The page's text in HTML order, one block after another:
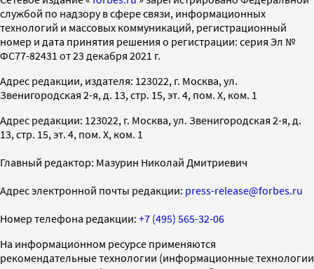
службой по надзору в сфере связи, информационных
технологий и массовых коммуникаций, регистрационный
номер и дата принятия решения о регистрации: серия Эл №
ФС77-82431 от 23 декабря 2021 г.
Адрес редакции, издателя: 123022, г. Москва, ул.
Звенигородская 2-я, д. 13, стр. 15, эт. 4, пом. X, ком. 1
Адрес редакции: 123022, г. Москва, ул. Звенигородская 2-я, д.
13, стр. 15, эт. 4, пом. X, ком. 1
Главный редактор: Мазурин Николай Дмитриевич
Адрес электронной почты редакции: press-release@forbes.ru
Номер телефона редакции: +7 (495) 565-32-06
На информационном ресурсе применяются
рекомендательные технологии (информационные технологии